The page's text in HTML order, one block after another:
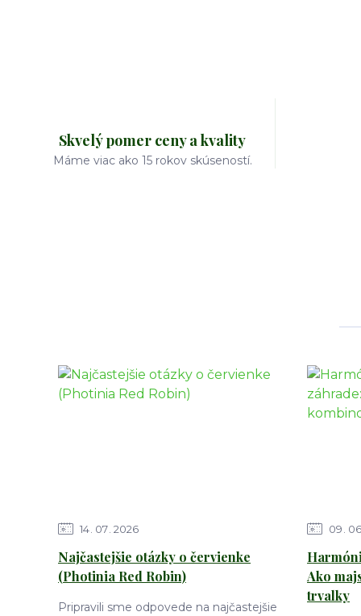
Skvelý pomer ceny a kvality
Máme viac ako 15 rokov skúseností.
14 07 2026
Najčastejšie otázky o červienke
(Photinia Red Robin)
Pripravili sme odpovede na najčastejšie
09 06
Ako
trvalky